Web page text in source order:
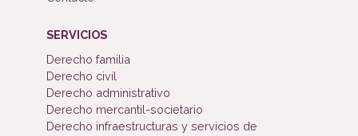
SERVICIOS
Derecho familia
Derecho civil
Derecho administrativo
Derecho mercantil-societario
Derecho infraestructuras y servicios de